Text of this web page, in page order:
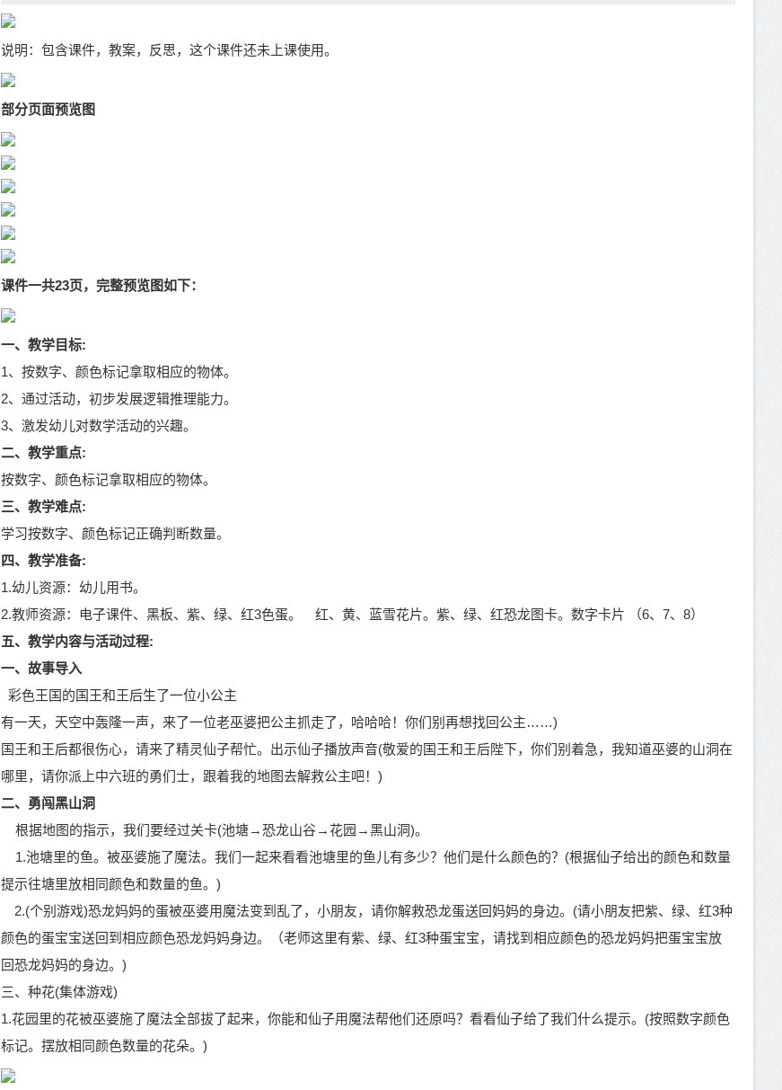
说明：包含课件，教案，反思，这个课件还未上课使用。
部分页面预览图
课件一共23页，完整预览图如下：
一、教学目标:
1、按数字、颜色标记拿取相应的物体。
2、通过活动，初步发展逻辑推理能力。
3、激发幼儿对数学活动的兴趣。
二、教学重点:
按数字、颜色标记拿取相应的物体。
三、教学难点:
学习按数字、颜色标记正确判断数量。
四、教学准备:
1.幼儿资源：幼儿用书。
2.教师资源：电子课件、黑板、紫、绿、红3色蛋。 红、黄、蓝雪花片。紫、绿、红恐龙图卡。数字卡片 （6、7、8）
五、教学内容与活动过程:
一、故事导入
彩色王国的国王和王后生了一位小公主
有一天，天空中轰隆一声，来了一位老巫婆把公主抓走了，哈哈哈！你们别再想找回公主……)
国王和王后都很伤心，请来了精灵仙子帮忙。出示仙子播放声音(敬爱的国王和王后陛下，你们别着急，我知道巫婆的山洞在
哪里，请你派上中六班的勇们士，跟着我的地图去解救公主吧！)
二、勇闯黑山洞
根据地图的指示，我们要经过关卡(池塘→恐龙山谷→花园→黑山洞)。
1.池塘里的鱼。被巫婆施了魔法。我们一起来看看池塘里的鱼儿有多少？他们是什么颜色的？(根据仙子给出的颜色和数量
提示往塘里放相同颜色和数量的鱼。)
2.(个别游戏)恐龙妈妈的蛋被巫婆用魔法变到乱了，小朋友，请你解救恐龙蛋送回妈妈的身边。(请小朋友把紫、绿、红3种
颜色的蛋宝宝送回到相应颜色恐龙妈妈身边。（老师这里有紫、绿、红3种蛋宝宝，请找到相应颜色的恐龙妈妈把蛋宝宝放
回恐龙妈妈的身边。)
三、种花(集体游戏)
1.花园里的花被巫婆施了魔法全部拔了起来，你能和仙子用魔法帮他们还原吗？看看仙子给了我们什么提示。(按照数字颜色
标记。摆放相同颜色数量的花朵。)